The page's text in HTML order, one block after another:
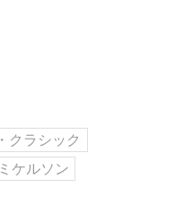
クラシック
ケルソン